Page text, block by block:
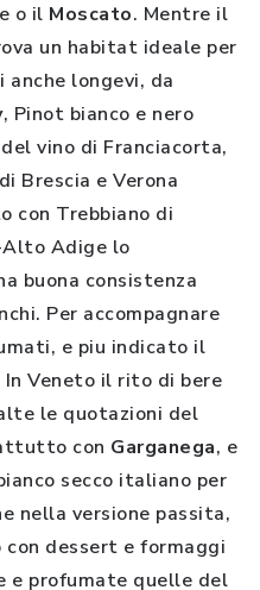
o il Moscato. Mentre il
un habitat ideale per
anche longevi, da
, Pinot bianco e nero
vino di Franciacorta,
Brescia e Verona
con Trebbiano di
Alto Adige lo
buona consistenza
Per accompagnare
e piu indicato il
In Veneto il rito di bere
le quotazioni del
con Garganega, e
secco italiano per
nella versione passita,
dessert e formaggi
e profumate quelle del